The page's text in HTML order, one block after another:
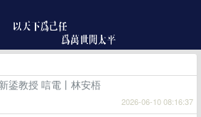
鋈教授 唁電丨林安梧
2026-06-10 08:16:37